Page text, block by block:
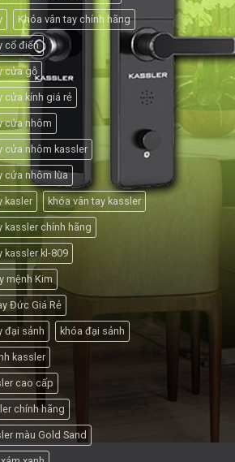
Khóa vân tay chính hãng
cổ điển
cửa gỗ
cửa kính giá rẻ
cửa nhôm
cửa nhôm kassler
cửa nhôm lùa
kasler khóa vân tay kassler
kassler chính hãng
kassler kl-809
mệnh Kim
Đức Giá Rẻ
đại sảnh khóa đại sảnh
kassler
cao cấp
chính hãng
màu Gold Sand